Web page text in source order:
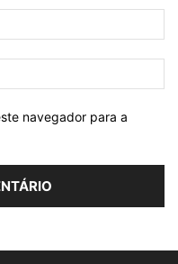
navegador para a